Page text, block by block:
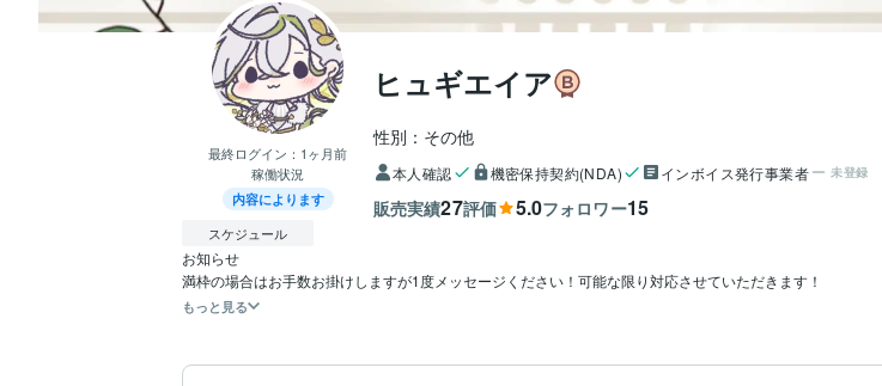
最終ログイン： 1ヶ月前
稼働状況
内容によります
ヒュギエイア
性別：その他
本人確認 機密保持契約(NDA) インボイス発行事業者 未登録
販売実績27評価 5.0フォロワー15
スケジュール
お知らせ
もっと見る